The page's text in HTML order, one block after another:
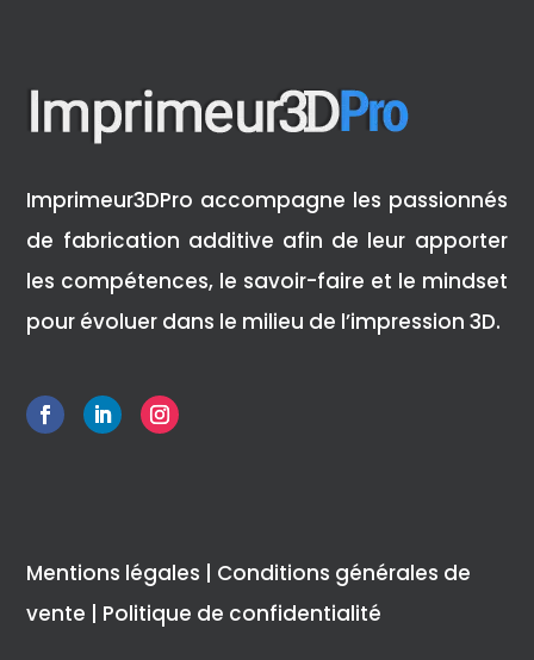
Imprimeur3DPro accompagne les passionnés
de fabrication additive afin de leur apporter
les compétences, le savoir-faire et le mindset
pour évoluer dans le milieu de l’impression 3D.
Mentions légales | Conditions générales de
vente | Politique de confidentialité